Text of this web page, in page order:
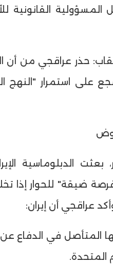
المسؤولية القانونية
حذر عراقجي من أن
على استمرار "النهج
بعثت الدبلوماسية
ضيقة" للحوار إذا
عراقجي أن إيران:
المتأصل في الدفاع